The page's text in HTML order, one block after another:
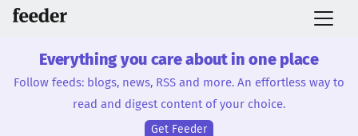
Everything you care about in one place
Follow feeds: blogs, news, RSS and more. An effortless way to
read and digest content of your choice.
Get Feeder